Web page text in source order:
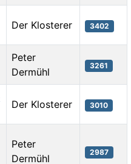
Der Klosterer 3402
Peter
Dermühl
3261
Der Klosterer 3010
Peter
Dermühl
2987